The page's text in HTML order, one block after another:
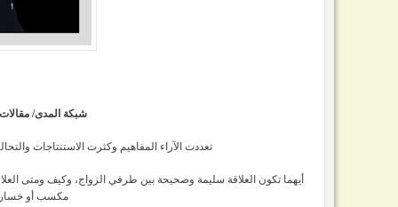
شبكة المدى/
تعددت الآراء المفاهيم وكثرت الاستنتاجات
أيهما تكون العلاقة سليمة وصحيحة بين طرفي الزواج، وكيف ومتى
مكسب أو خسارة